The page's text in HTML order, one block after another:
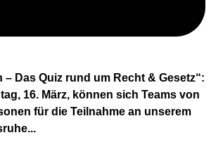
– Das Quiz rund um Recht & Gesetz“:
16. März, können sich Teams von
für die Teilnahme an unserem